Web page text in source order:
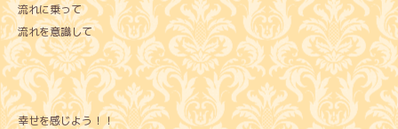
流れに乗って
流れを意識して
幸せを感じよう！！